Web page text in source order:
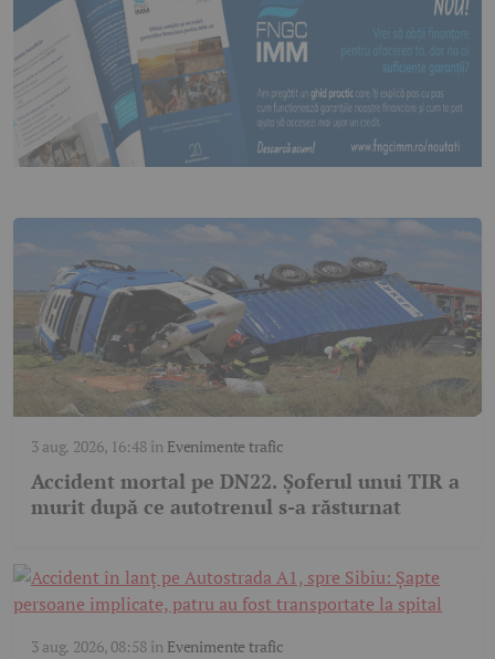
3 aug. 2026, 16:48în Evenimente trafic
Accident mortal pe DN22. Șoferul unui TIR a
murit după ce autotrenul s-a răsturnat
3 aug. 2026, 08:58în Evenimente trafic